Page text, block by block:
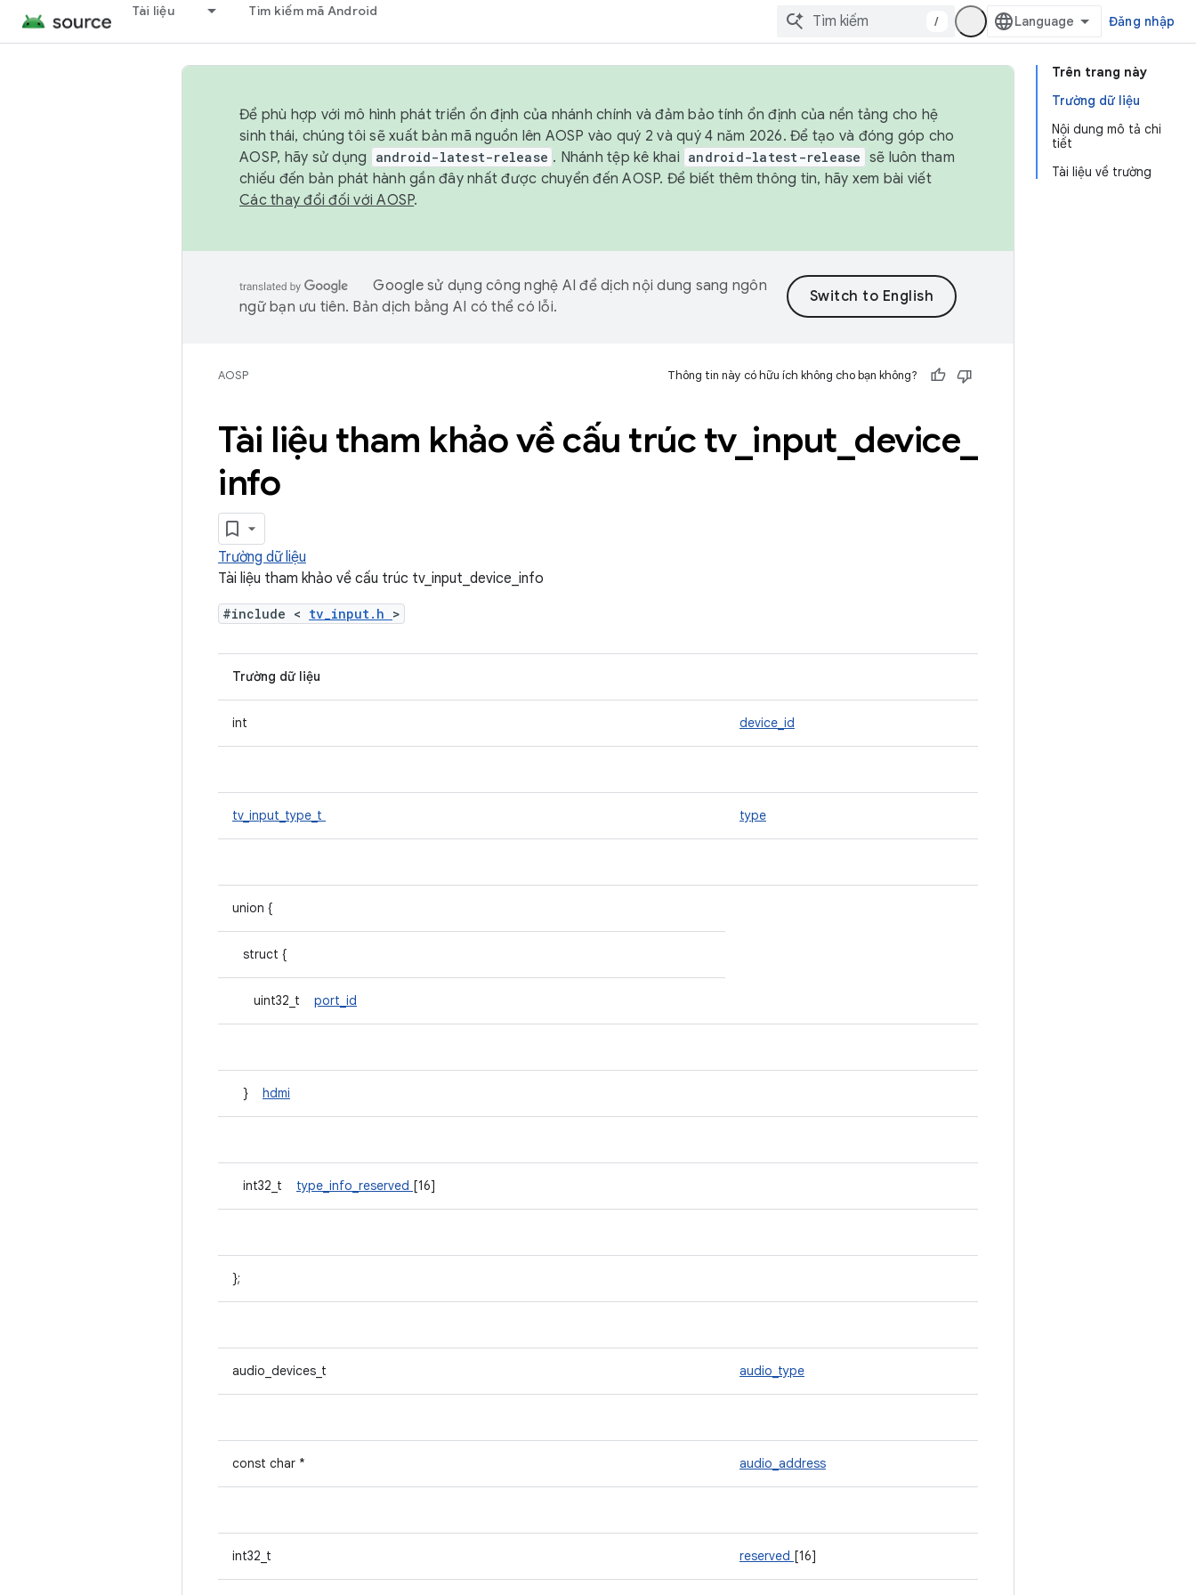
Tài liệu Tìm kiếm mã Android
/ Đăng nhập
Trên trang này
Trường dữ liệu
Nội dung mô tả chi
tiết
Tài liệu về trường
Để phù hợp với mô hình phát triển ổn định của nhánh chính và đảm bảo tính ổn định của nền tảng cho hệ
sinh thái, chúng tôi sẽ xuất bản mã nguồn lên AOSP vào quý 2 và quý 4 năm 2026. Để tạo và đóng góp cho
AOSP, hãy sử dụng
android-latest-release . Nhánh tệp kê khai android-latest-release sẽ luôn tham
chiếu đến bản phát hành gần đây nhất được chuyển đến AOSP. Để biết thêm thông tin, hãy xem bài viết
Các thay đổi đối với AOSP.
Google sử dụng công nghệ AI để dịch nội dung sang ngôn
ngữ bạn ưu tiên. Bản dịch bằng AI có thể có lỗi.
AOSP Thông tin này có hữu ích không cho bạn không?
Tài liệu tham khảo về cấu trúc tv_ input device
info
Trường dữ liệu
Tài liệu tham khảo về cấu trúc tv_input_device_info
#include < tv_input.h >
Trường dữ liệu
int device_id
tv_input_type_t type
union {
struct {
uint32_t port_id
} hdmi
int32_t type_info_reserved [16]
};
audio_devices_t audio_type
const char * audio_address
int32_t reserved [16]